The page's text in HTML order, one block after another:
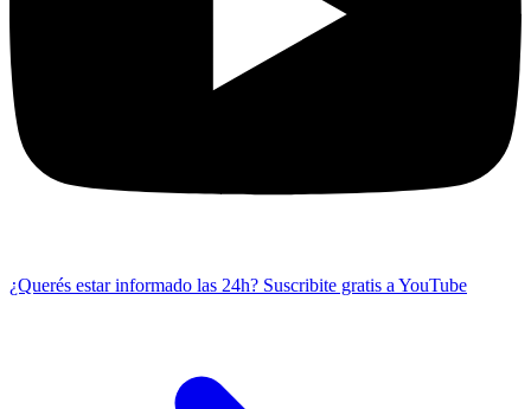
¿Querés estar informado las 24h? Suscribite gratis a YouTube